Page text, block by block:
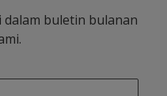
buletin bulanan